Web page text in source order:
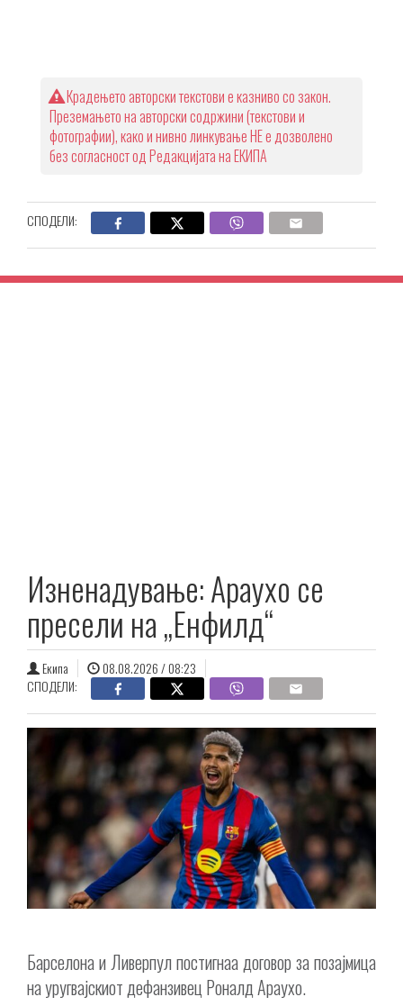
Крадењето авторски текстови е казниво со закон.
Преземањето на авторски содржини (текстови и
фотографии), како и нивно линкување НЕ е дозволено
без согласност од Редакцијата на ЕКИПА
СПОДЕЛИ:
Изненадување: Араухо се
пресели на „Енфилд“
Екипа
08.08.2026 / 08:23
СПОДЕЛИ:
Барселона и Ливерпул постигнаа договор за позајмица
на уругвајскиот дефанзивец Роналд Араухо.